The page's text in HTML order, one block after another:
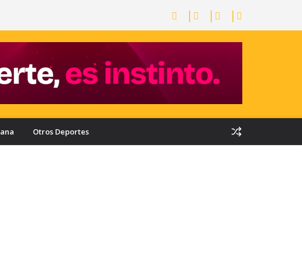
Otros Deportes